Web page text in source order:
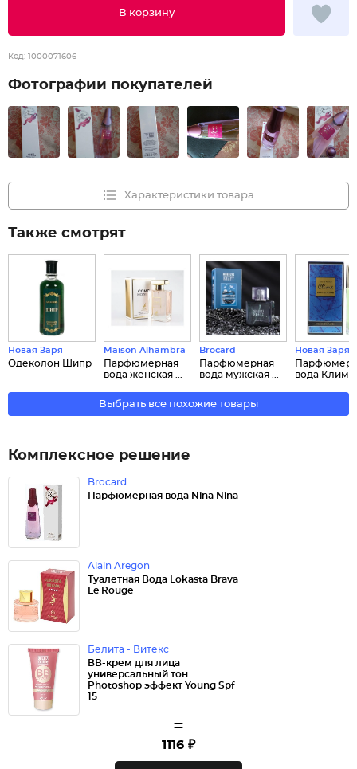
В корзину
Код: 1000071606
Фотографии покупателей
Характеристики товара
Также смотрят
Новая Заря
Одеколон Шипр
Maison Alhambra
Парфюмерная
вода женская ...
Brocard
Парфюмерная
вода мужская ...
Новая Заря
вода Клима
Выбрать все похожие товары
Комплексное решение
Brocard
Парфюмерная вода Nina Nina
Alain Aregon
Туалетная Вода Lokasta Brava
Le Rouge
Белита - Витекс
ВВ-крем для лица
универсальный тон
Photoshop эффект Young Spf
15
=
1116 ₽